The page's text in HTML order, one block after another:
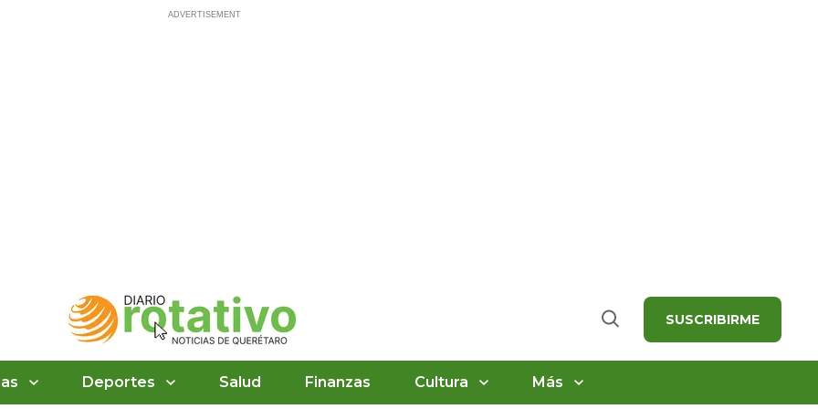
Buscar SUSCRIBIRME
Deportes Salud Finanzas Cultura Más